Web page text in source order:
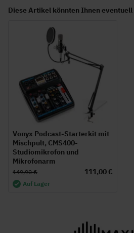
Diese Artikel könnten Ihnen eventuell
Vonyx Podcast-Starterkit mit
Mischpult, CMS400-
Studiomikrofon und
Mikrofonarm
111,00 €
149,90 €
Auf Lager